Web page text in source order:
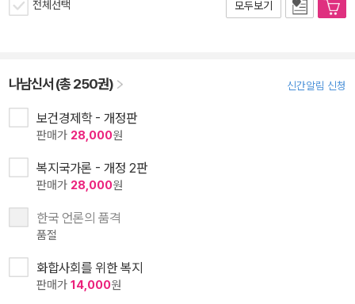
전체선택 모두보기
나남신서 (총 250권) 신간알림 신청
보건경제학 - 개정판
판매가 28,000원
복지국가론 - 개정 2판
판매가 28,000원
한국 언론의 품격
품절
화합사회를 위한 복지
판매가 14,000원